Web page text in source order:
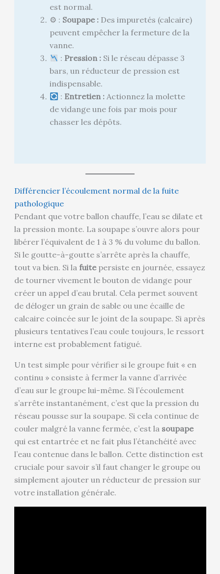
est normal.
⚙ : Soupape :Des impuretés (calcaire)
peuvent empêcher la fermeture de la
vanne.
: Pression :Si le réseau dépasse 3
bars, un réducteur de pression est
indispensable.
: Entretien :Actionnez la molette
de vidange une fois par mois pour
chasser les dépôts.
Différencier l’écoulement normal de la fuite
pathologique
Pendant que votre ballon chauffe, l’eau se dilate et
la pression monte. La soupape s’ouvre alors pour
libérer l’équivalent de 1 à 3 % du volume du ballon.
Si le goutte-à-goutte s’arrête après la chauffe,
tout va bien. Si la fuitepersiste en journée, essayez
de tourner vivement le bouton de vidange pour
créer un appel d’eau brutal. Cela permet souvent
de déloger un grain de sable ou une écaille de
calcaire coincée sur le joint de la soupape. Si après
plusieurs tentatives l’eau coule toujours, le ressort
interne est probablement fatigué.
Un test simple pour vérifier si le groupe fuit « en
continu » consiste à fermer la vanne d’arrivée
d’eau sur le groupe lui-même. Si l’écoulement
s’arrête instantanément, c’est que la pression du
réseau pousse sur la soupape. Si cela continue de
couler malgré la vanne fermée, c’est la soupape
qui est entartrée et ne fait plus l’étanchéité avec
l’eau contenue dans le ballon. Cette distinction est
cruciale pour savoir s’il faut changer le groupe ou
simplement ajouter un réducteur de pression sur
votre installation générale.